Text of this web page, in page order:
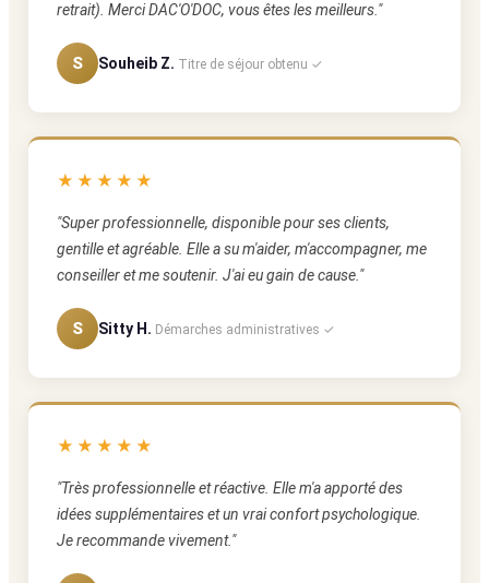
retrait). Merci DAC'O'DOC, vous êtes les meilleurs."
S Souheib Z. Titre de séjour obtenu ✓
★★★★★
"Super professionnelle, disponible pour ses clients,
gentille et agréable. Elle a su m'aider, m'accompagner, me
conseiller et me soutenir. J'ai eu gain de cause."
S Sitty H. Démarches administratives ✓
★★★★★
"Très professionnelle et réactive. Elle m'a apporté des
idées supplémentaires et un vrai confort psychologique.
Je recommande vivement."